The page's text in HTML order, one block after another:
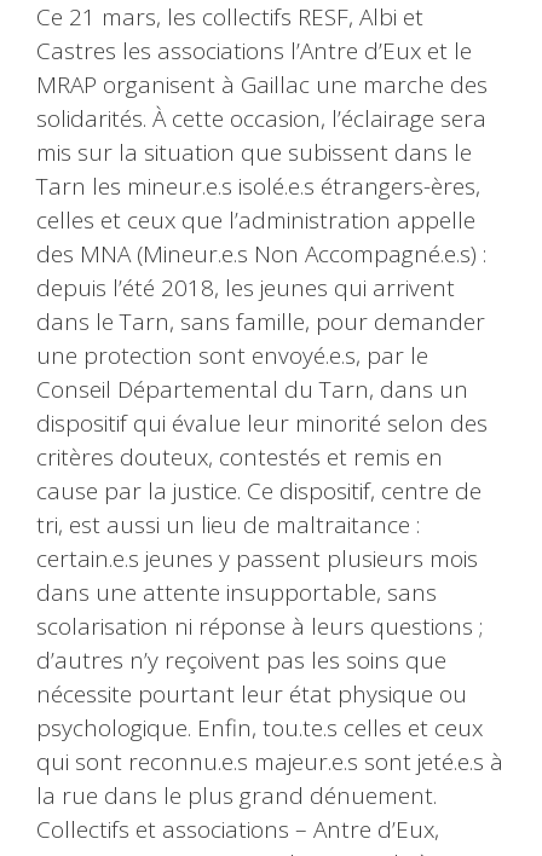
Ce 21 mars, les collectifs RESF, Albi et
Castres les associations l’Antre d’Eux et le
MRAP organisent à Gaillac une marche des
solidarités. À cette occasion, l’éclairage sera
mis sur la situation que subissent dans le
Tarn les mineur.e.s isolé.e.s étrangers-ères,
celles et ceux que l’administration appelle
des MNA (Mineur.e.s Non Accompagné.e.s) :
depuis l’été 2018, les jeunes qui arrivent
dans le Tarn, sans famille, pour demander
une protection sont envoyé.e.s, par le
Conseil Départemental du Tarn, dans un
dispositif qui évalue leur minorité selon des
critères douteux, contestés et remis en
cause par la justice. Ce dispositif, centre de
tri, est aussi un lieu de maltraitance :
certain.e.s jeunes y passent plusieurs mois
dans une attente insupportable, sans
scolarisation ni réponse à leurs questions ;
d’autres n’y reçoivent pas les soins que
nécessite pourtant leur état physique ou
psychologique. Enfin, tou.te.s celles et ceux
qui sont reconnu.e.s majeur.e.s sont jeté.e.s à
la rue dans le plus grand dénuement.
Collectifs et associations – Antre d’Eux,